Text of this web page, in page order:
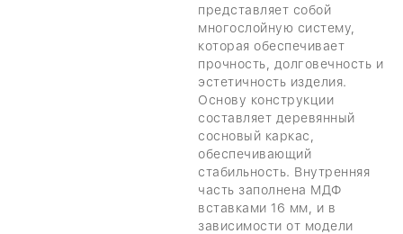
представляет собой
многослойную систему,
которая обеспечивает
прочность, долговечность и
эстетичность изделия.
Основу конструкции
составляет деревянный
сосновый каркас,
обеспечивающий
стабильность. Внутренняя
часть заполнена МДФ
вставками 16 мм, и в
зависимости от модели